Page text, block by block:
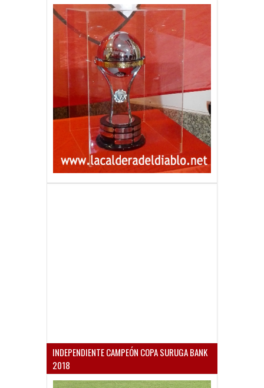
INDEPENDIENTE CAMPEÓN COPA SURUGA BANK
2018